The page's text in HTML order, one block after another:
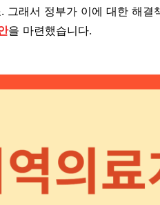
그래서 정부가 이에 대한 해
을 마련했습니다.